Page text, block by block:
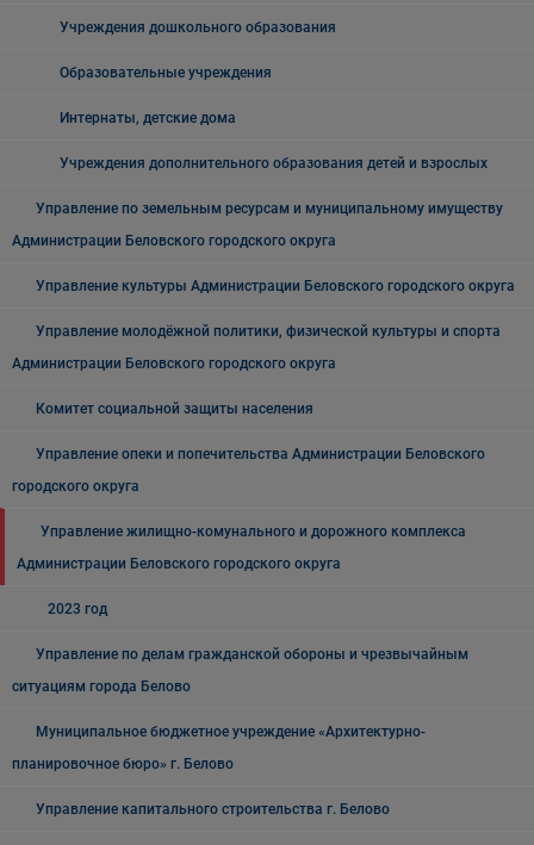
Учреждения дошкольного образования
Образовательные учреждения
Интернаты, детские дома
Учреждения дополнительного образования детей и взрослых
Управление по земельным ресурсам и муниципальному имуществу
Администрации Беловского городского округа
Управление культуры Администрации Беловского городского округа
Управление молодёжной политики, физической культуры и спорта
Администрации Беловского городского округа
Комитет социальной защиты населения
Управление опеки и попечительства Администрации Беловского
городского округа
Управление жилищно-комунального и дорожного комплекса
Администрации Беловского городского округа
2023 год
Управление по делам гражданской обороны и чрезвычайным
ситуациям города Белово
Муниципальное бюджетное учреждение «Архитектурно-
планировочное бюро» г. Белово
Управление капитального строительства г. Белово